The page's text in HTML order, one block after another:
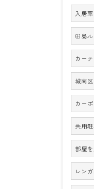
入居
田島
カー
城南
カー
共用
部屋を
レン